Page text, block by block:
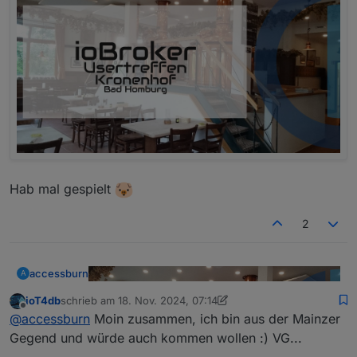
Hab mal gespielt
2
A accessburn
ioT4dbschrieb am 18. Nov. 2024, 07:14
zuletzt editiert von ioT4db
@accessburn Moin zusammen, ich bin aus der Mainzer
Gegend und würde auch kommen wollen :) VG...